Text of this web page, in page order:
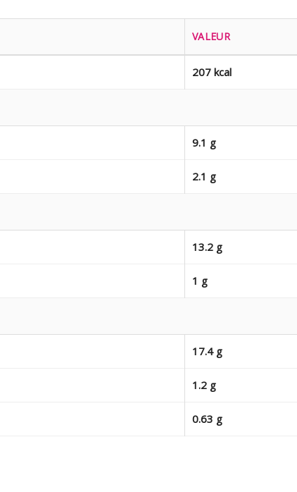
VALEUR
207 kcal
9.1 g
2.1 g
13.2 g
1 g
17.4 g
1.2 g
0.63 g